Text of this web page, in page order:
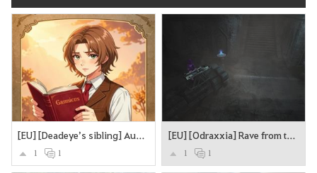
[EU] [Deadeye’s sibling] Auf der Suche nach dem Bruder
1 1
[EU] [Odraxxia] Rave from the Grave
1 1